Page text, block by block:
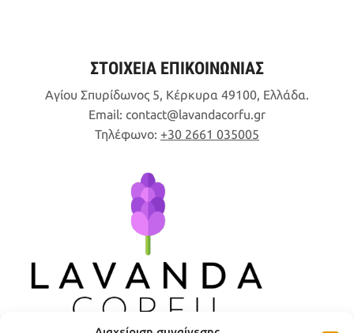
ΣΤΟΙΧΕΙΑ ΕΠΙΚΟΙΝΩΝΙΑΣ
Αγίου Σπυρίδωνος 5, Κέρκυρα 49100, Ελλάδα.
Email: contact lavandacorfu gr
Τηλέφωνο: +30 2661 035005